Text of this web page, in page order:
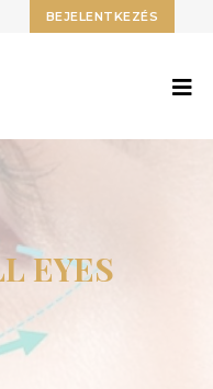
BEJELENTKEZÉS
EYES